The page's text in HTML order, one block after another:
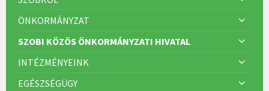
ÖNKORMÁNYZAT
SZOBI KÖZÖS ÖNKORMÁNYZATI HIVATAL
INTÉZMÉNYEINK
EGÉSZSÉGÜGY